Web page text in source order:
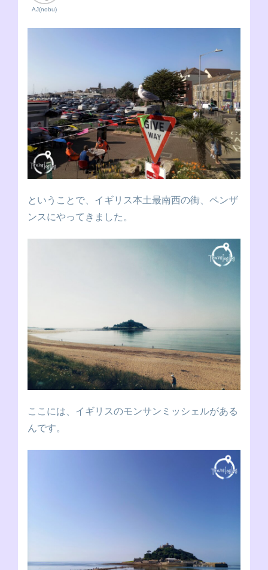
AJ(nobu)
ということで、イギリス本土最南西の街、ペンザ
ンスにやってきました。
ここには、イギリスのモンサンミッシェルがある
んです。